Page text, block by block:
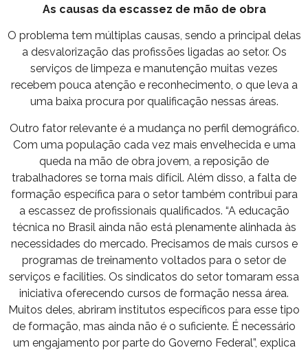
As causas da escassez de mão de obra
O problema tem múltiplas causas, sendo a principal delas
a desvalorização das profissões ligadas ao setor. Os
serviços de limpeza e manutenção muitas vezes
recebem pouca atenção e reconhecimento, o que leva a
uma baixa procura por qualificação nessas áreas.
Outro fator relevante é a mudança no perfil demográfico.
Com uma população cada vez mais envelhecida e uma
queda na mão de obra jovem, a reposição de
trabalhadores se torna mais difícil. Além disso, a falta de
formação específica para o setor também contribui para
a escassez de profissionais qualificados. “A educação
técnica no Brasil ainda não está plenamente alinhada às
necessidades do mercado. Precisamos de mais cursos e
programas de treinamento voltados para o setor de
serviços e facilities. Os sindicatos do setor tomaram essa
iniciativa oferecendo cursos de formação nessa área.
Muitos deles, abriram institutos específicos para esse tipo
de formação, mas ainda não é o suficiente. É necessário
um engajamento por parte do Governo Federal”, explica